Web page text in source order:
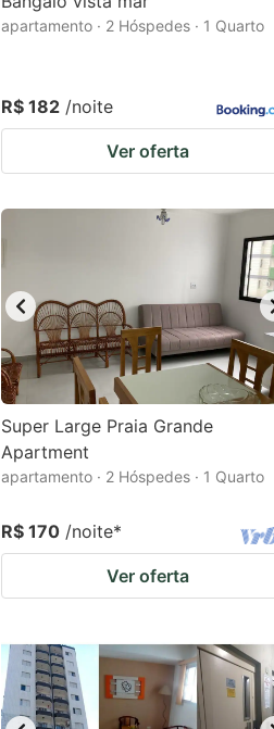
apartamento · 2 Hóspedes · 1 Quarto
R$ 182 /noite
Ver oferta
Super Large Praia Grande
Apartment
apartamento · 2 Hóspedes · 1 Quarto
R$ 170 /noite*
Ver oferta